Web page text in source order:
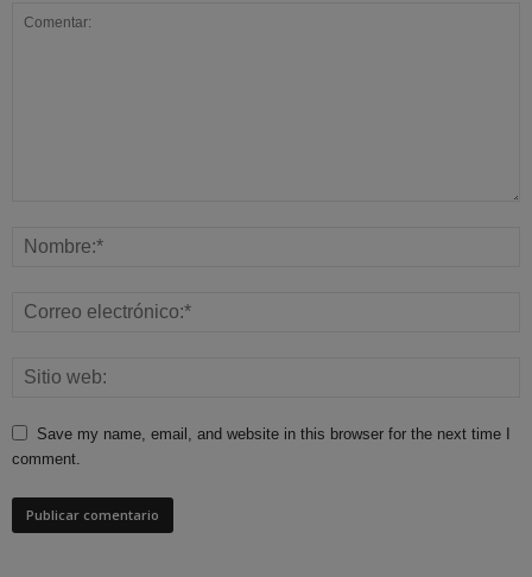
Save my name, email, and website in this browser for the next time I
comment.